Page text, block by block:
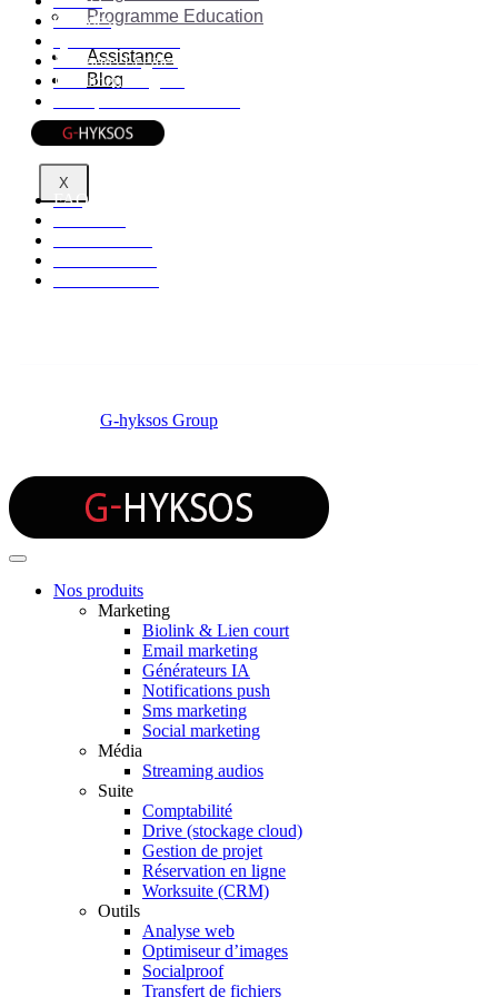
Programme Education
Assistance
Blog
X
Cookies
Mentions Légales
Documents légaux
FAQ
G-hyksos Group
Nos produits
Marketing
Biolink & Lien court
Email marketing
Générateurs IA
Notifications push
Sms marketing
Social marketing
Média
Streaming audios
Suite
Comptabilité
Drive (stockage cloud)
Gestion de projet
Réservation en ligne
Worksuite (CRM)
Outils
Analyse web
Optimiseur d’images
Socialproof
Transfert de fichiers